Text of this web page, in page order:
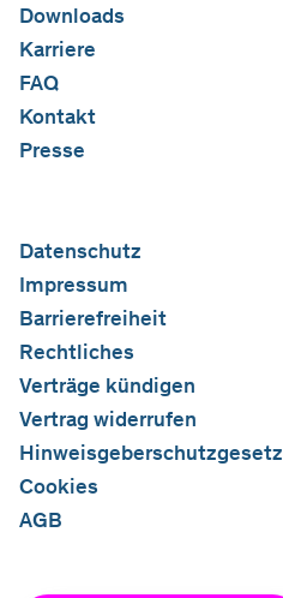
Downloads
Karriere
FAQ
Kontakt
Presse
Datenschutz
Impressum
Barrierefreiheit
Rechtliches
Verträge kündigen
Vertrag widerrufen
Hinweisgeberschutzgesetz
Cookies
AGB